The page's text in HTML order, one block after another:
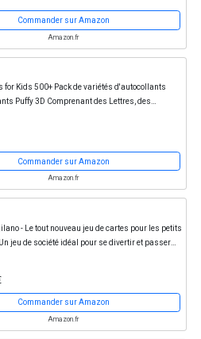
Commander sur Amazon
Amazon.fr
for Kids 500+ Pack de variétés d'autocollants
Puffy 3D Comprenant des Lettres, des
Commander sur Amazon
Amazon.fr
- Le tout nouveau jeu de cartes pour les petits
jeu de société idéal pour se divertir et passer
Commander sur Amazon
Amazon.fr